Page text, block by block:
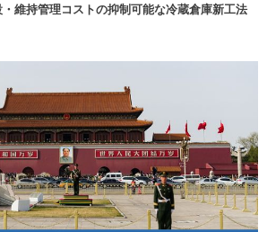
・維持管理コストの抑制可能な冷蔵倉庫新工法